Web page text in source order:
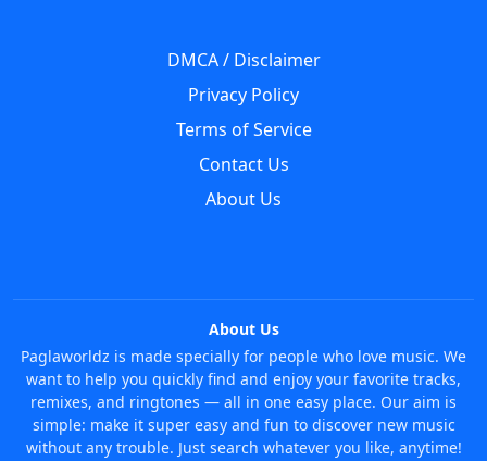
DMCA / Disclaimer
Privacy Policy
Terms of Service
Contact Us
About Us
About Us
Paglaworldz is made specially for people who love music. We
want to help you quickly find and enjoy your favorite tracks,
remixes, and ringtones — all in one easy place. Our aim is
simple: make it super easy and fun to discover new music
without any trouble. Just search whatever you like, anytime!